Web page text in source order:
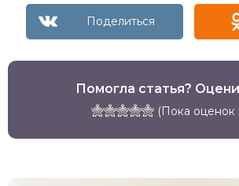
Помогла статья?
(Пока оценок